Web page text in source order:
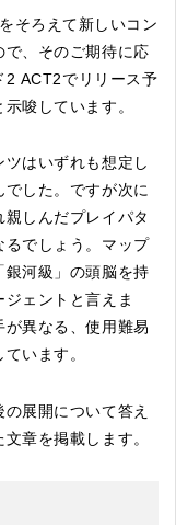
そろえて新しいコン
で、そのご期待に応
2 ACT2でリリース予
唆しています。
はいずれも想定し
した。ですが次に
しんだプレイパタ
るでしょう。マップ
銀河級」の頭脳を持
ェントと言えま
異なる、使用難易
います。
展開について答え
章を掲載します。